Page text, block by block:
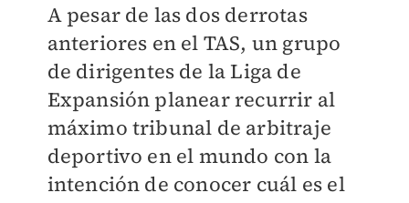
A pesar de las dos derrotas
anteriores en el TAS, un grupo
de dirigentes de la Liga de
Expansión planear recurrir al
máximo tribunal de arbitraje
deportivo en el mundo con la
intención de conocer cuál es el